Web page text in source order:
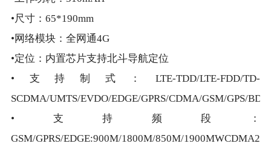
•尺寸：65*190mm
•网络模块：全网通4G
•定位：内置芯片支持北斗导航定位
•支持制式：LTE-TDD/LTE-FDD/TD-
SCDMA/UMTS/EVDO/EDGE/GPRS/CDMA/GSM/GPS/BDS
•支持频段：
GSM/GPRS/EDGE:900M/1800M/850M/